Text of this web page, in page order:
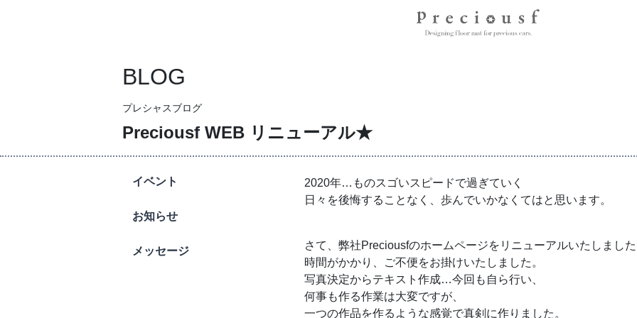
BLOG
プレシャスブログ
Preciousf WEB リニューアル★
イベント
お知らせ
メッセージ
2020年…ものスゴいスピードで過ぎていく
日々を後悔することなく、歩んでいかなくてはと思います。
さて、弊社Preciousfのホームページをリニューアルいたしまし
時間がかかり、ご不便をお掛けいたしました。
写真決定からテキスト作成…今回も自ら行い、
何事も作る作業は大変ですが、
一つの作品を作るような感覚で真剣に作りました。